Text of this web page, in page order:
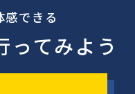
感できる
ってみよう